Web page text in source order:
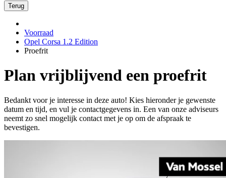
Terug
Voorraad
Opel Corsa 1.2 Edition
Proefrit
Plan vrijblijvend een proefrit
Bedankt voor je interesse in deze auto! Kies hieronder je gewenste
datum en tijd, en vul je contactgegevens in. Een van onze adviseurs
neemt zo snel mogelijk contact met je op om de afspraak te
bevestigen.